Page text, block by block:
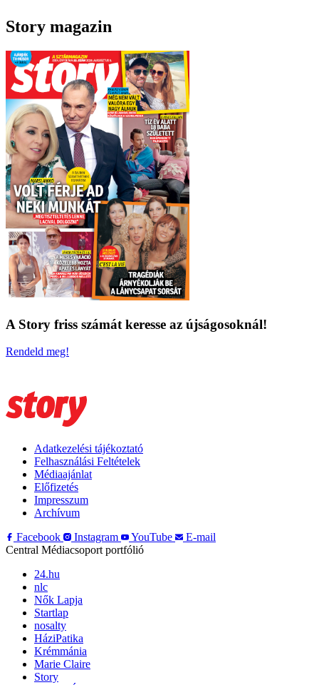
Story magazin
A Story friss számát keresse az újságosoknál!
Rendeld meg!
Adatkezelési tájékoztató
Felhasználási Feltételek
Médiaajánlat
Előfizetés
Impresszum
Archívum
Facebook
Instagram YouTube
E-mail
Central Médiacsoport portfólió
24.hu
nlc
Nők Lapja
Startlap
nosalty
HáziPatika
Krémmánia
Marie Claire
Story